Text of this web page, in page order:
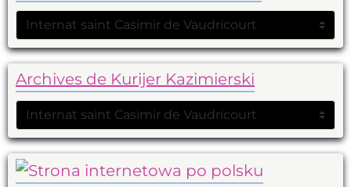
Archives de Kurijer Kazimierski